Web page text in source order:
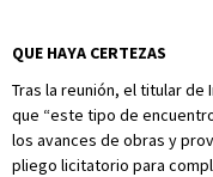
QUE HAYA CERTEZAS
Tras la reunión, el titular
que “este tipo de
los avances de obras y
pliego licitatorio para